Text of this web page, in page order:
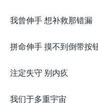
我曾伸手 想补救那错漏
拼命伸手 摸不到倒带按
注定失守 别内疚
我们于多重宇宙